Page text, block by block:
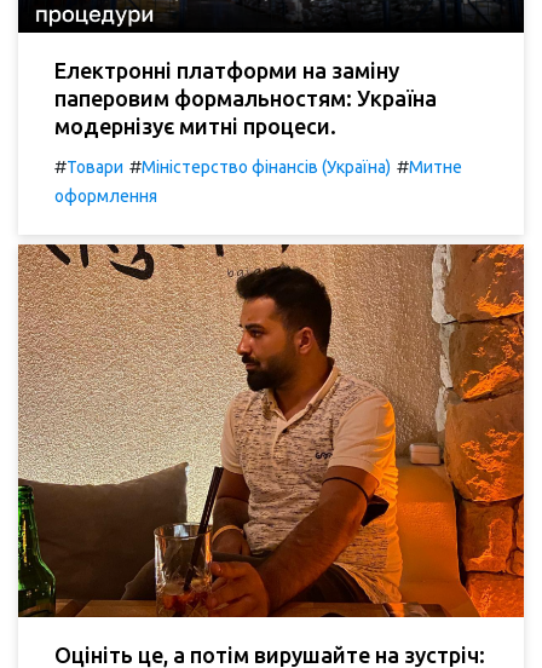
Електронні платформи на заміну
паперовим формальностям: Україна
модернізує митні процеси.
#Товари #Міністерство фінансів (Україна) #Митне
оформлення
Оцініть це, а потім вирушайте на зустріч: